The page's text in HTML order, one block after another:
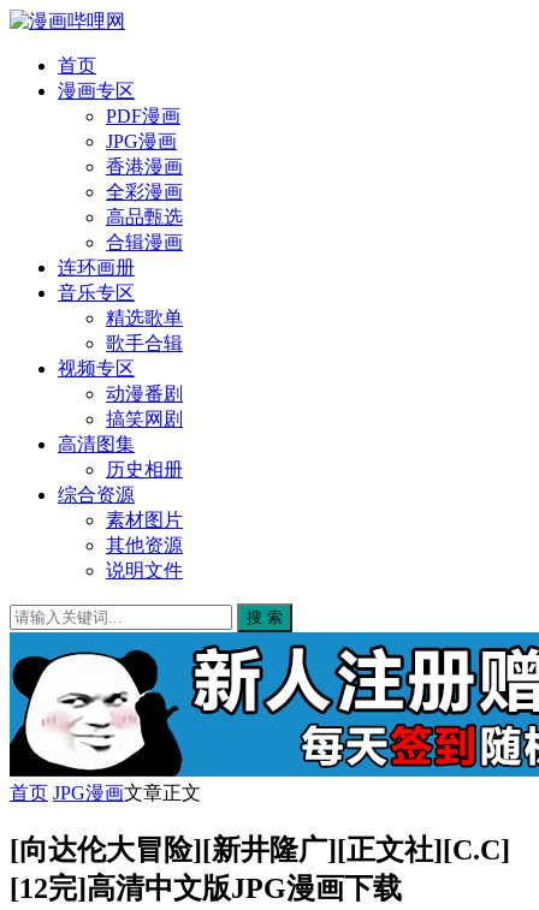
首页
漫画专区
PDF漫画
JPG漫画
香港漫画
全彩漫画
高品甄选
合辑漫画
连环画册
音乐专区
精选歌单
歌手合辑
视频专区
动漫番剧
搞笑网剧
高清图集
历史相册
综合资源
素材图片
其他资源
说明文件
搜 索
首页 JPG漫画文章正文
[向达伦大冒险][新井隆广][正文社][C.C]
[12完]高清中文版JPG漫画下载